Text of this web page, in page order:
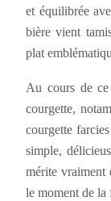
et équilibrée
bière vient
plat
Au cours de
courgette,
courgette
simple,
mérite vraiment
le moment de la